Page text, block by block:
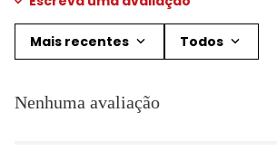
Título
Mais recentes Todos
Nenhuma avaliação